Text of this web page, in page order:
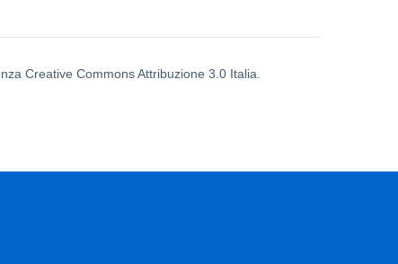
Creative Commons Attribuzione 3.0 Italia.